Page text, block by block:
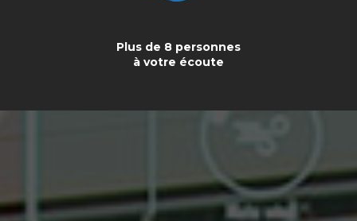
Plus de 8 personnes
à votre écoute